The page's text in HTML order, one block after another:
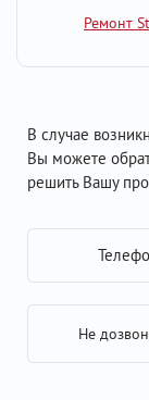
Ремонт
В случае
Вы можете
решить Вашу
Не